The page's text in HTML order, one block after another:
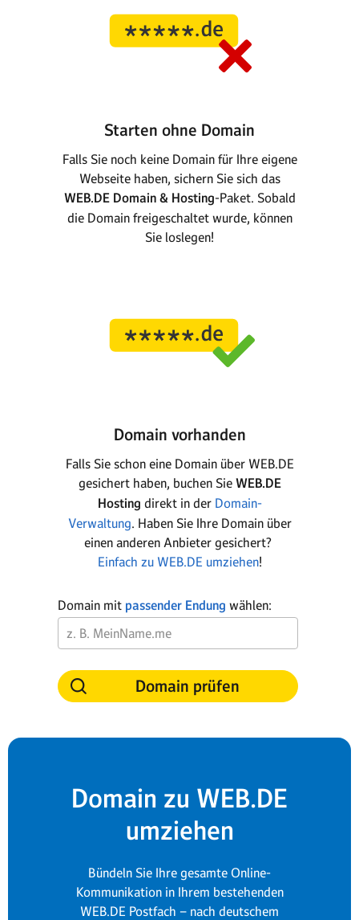
Starten ohne Domain
Falls Sie noch keine Domain für Ihre eigene
Webseite haben, sichern Sie sich das
WEB.DE Domain & Hosting-Paket. Sobald
die Domain freigeschaltet wurde, können
Sie loslegen!
Domain vorhanden
Falls Sie schon eine Domain über WEB.DE
gesichert haben, buchen Sie WEB.DE
Hosting direkt in der Domain-
Verwaltung. Haben Sie Ihre Domain über
einen anderen Anbieter gesichert?
Einfach zu WEB.DE umziehen!
Domain mit passender Endung wählen:
Domain prüfen
Domain zu WEB.DE
umziehen
Bündeln Sie Ihre gesamte Online-
Kommunikation in Ihrem bestehenden
WEB.DE Postfach – nach deutschem